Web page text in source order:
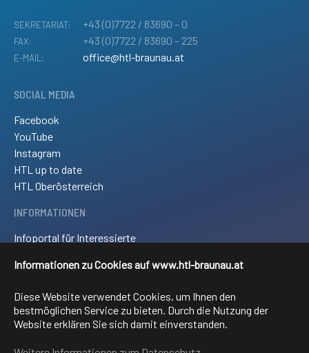
Informationen zu Cookies auf www.htl-braunau.at
Diese Website verwendet Cookies, um Ihnen den
bestmöglichen Service zu bieten. Durch die Nutzung der
Website erklären Sie sich damit einverstanden.
SEKRETARIAT: +43 (0)7722 / 83690 – 0
FAX: +43 (0)7722 / 83690 – 225
E-MAIL: office@htl-braunau.at
SOCIAL MEDIA
Facebook
YouTube
Instagram
HTL up to date
HTL Oberösterreich
INFORMATIONEN
Infoportal für Interessierte
Downloads
Sitemap
FACHRICHTUNGEN